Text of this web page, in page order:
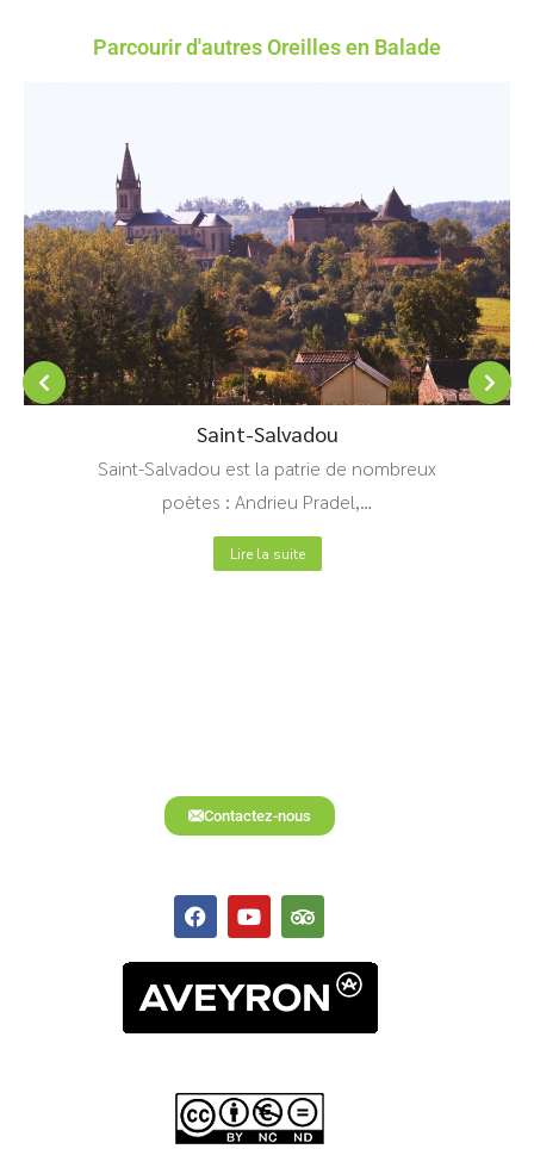
Parcourir d'autres Oreilles en Balade
Saint-Salvadou
Saint-Salvadou est la patrie de nombreux
poètes : Andrieu Pradel,…
Lire la suite
Contactez-nous